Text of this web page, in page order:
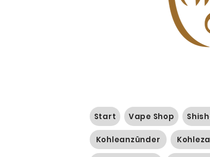
Start Vape Shop
Kohleanzünder